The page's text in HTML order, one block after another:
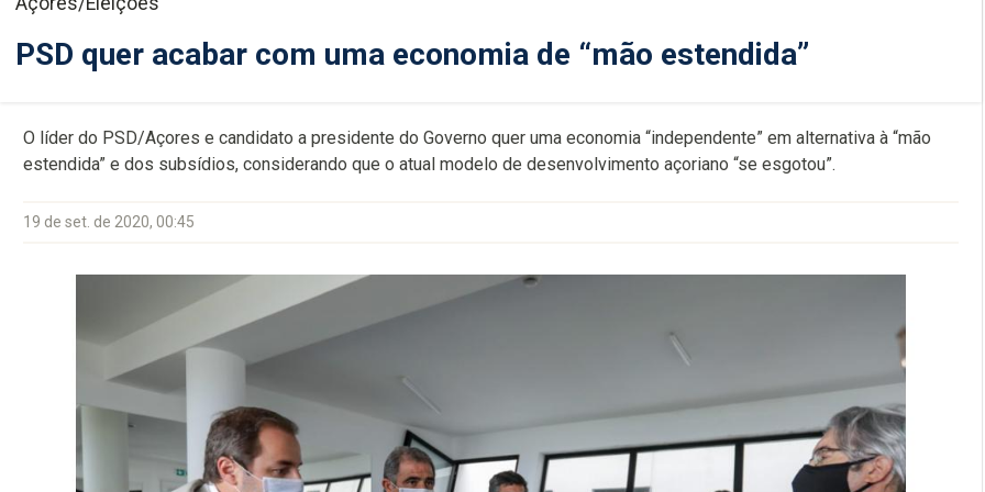
PSD quer acabar com uma economia de “mão estendida”
O líder do PSD/Açores e candidato a presidente do Governo quer uma economia “independente” em alternativa à “mão
estendida” e dos subsídios, considerando que o atual modelo de desenvolvimento açoriano “se esgotou”.
19 de set. de 2020, 00:45